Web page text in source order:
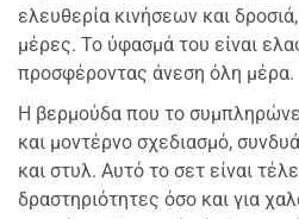
ελευθερία κινήσεων και
μέρες. Το ύφασμά του είναι
προσφέροντας άνεση όλη μέρα.
Η βερμούδα που το
και μοντέρνο σχεδιασμό,
και στυλ. Αυτό το σετ είναι
δραστηριότητες όσο και για